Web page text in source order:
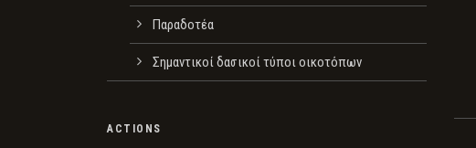
Παραδοτέα
Σημαντικοί δασικοί τύποι οικοτόπων
ACTIONS